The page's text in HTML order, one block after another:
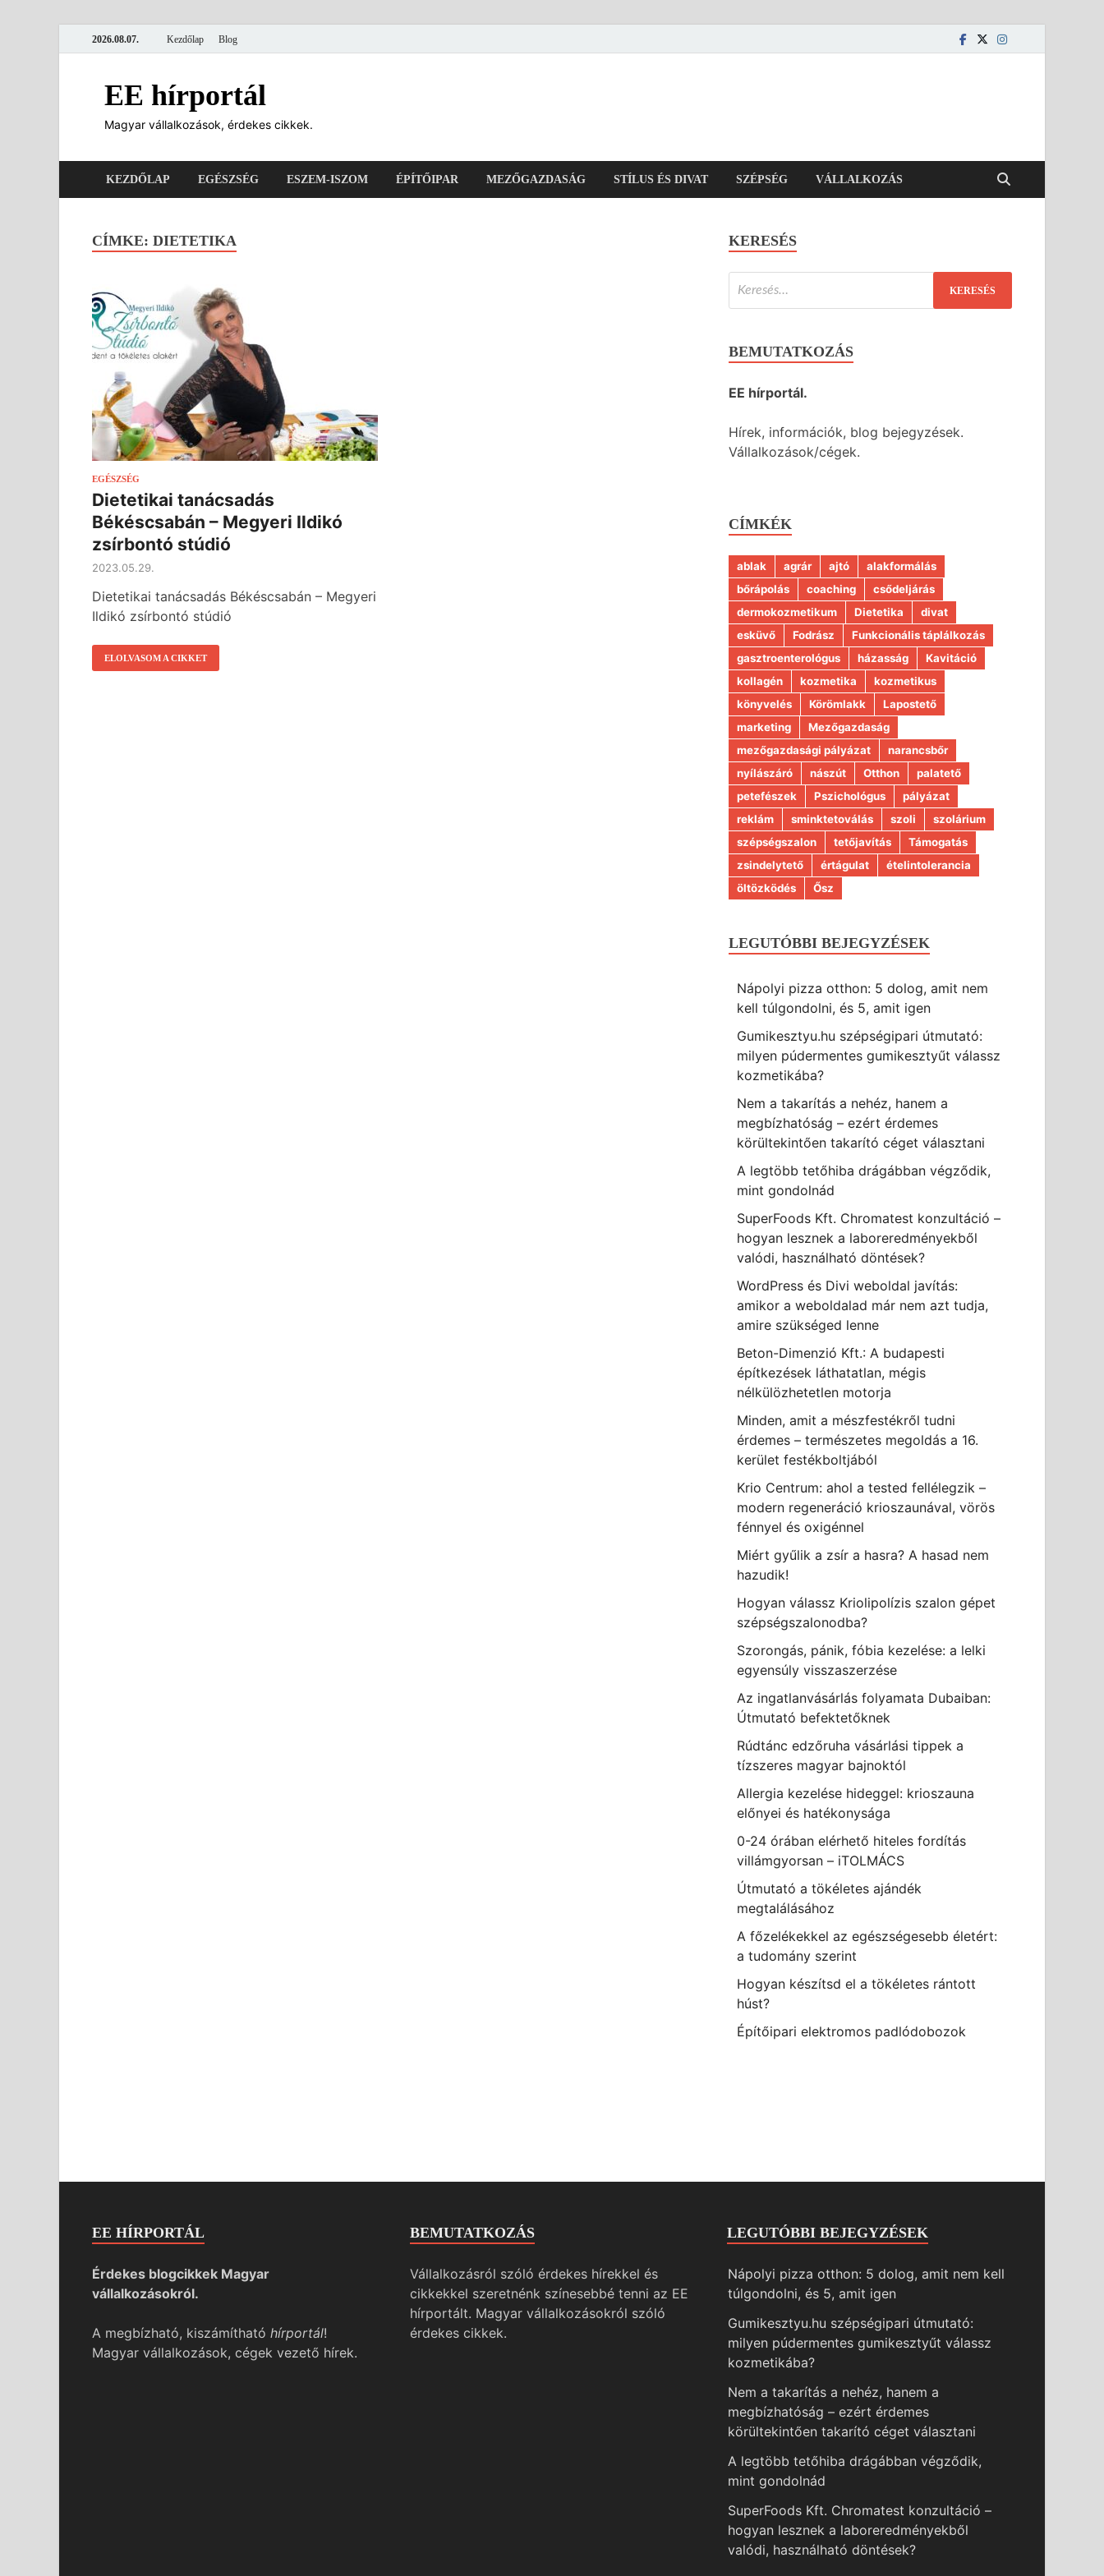
2026.08.07. Kezdőlap Blog
EE hírportál
Magyar vállalkozások, érdekes cikkek.
KEZDŐLAP EGÉSZSÉG ESZEM-ISZOM ÉPÍTŐIPAR MEZŐGAZDASÁG STÍLUS ÉS DIVAT SZÉPSÉG VÁLLALKOZÁS
CÍMKE: DIETETIKA
EGÉSZSÉG
Dietetikai tanácsadás
Békéscsabán – Megyeri Ildikó
zsírbontó stúdió
2023.05.29.
Dietetikai tanácsadás Békéscsabán – Megyeri
Ildikó zsírbontó stúdió
ELOLVASOM A CIKKET
KERESÉS
BEMUTATKOZÁS
EE hírportál.
Hírek, információk, blog bejegyzések.
Vállalkozások/cégek.
CÍMKÉK
ablak agrár ajtó
alakformálás
bőrápolás
coaching
csődeljárás
dermokozmetikum
Dietetika
divat
esküvő
Fodrász
Funkcionális táplálkozás
gasztroenterológus
házasság
Kavitáció
kollagén
kozmetika
kozmetikus
könyvelés
Körömlakk
Lapostető
marketing
Mezőgazdaság
mezőgazdasági pályázat
narancsbőr
nyílászáró
nászút Otthon
palatető
petefészek
Pszichológus
pályázat
reklám
sminktetoválás szoli
szolárium
szépségszalon
tetőjavítás
Támogatás
zsindelytető
értágulat
ételintolerancia
öltözködés
Ősz
LEGUTÓBBI BEJEGYZÉSEK
Nápolyi pizza otthon: 5 dolog, amit nem
kell túlgondolni, és 5, amit igen
Gumikesztyu.hu szépségipari útmutató:
milyen púdermentes gumikesztyűt válassz
kozmetikába?
Nem a takarítás a nehéz, hanem a
megbízhatóság – ezért érdemes
körültekintően takarító céget választani
A legtöbb tetőhiba drágábban végződik,
mint gondolnád
SuperFoods Kft. Chromatest konzultáció –
hogyan lesznek a laboreredményekből
valódi, használható döntések?
WordPress és Divi weboldal javítás:
amikor a weboldalad már nem azt tudja,
amire szükséged lenne
Beton-Dimenzió Kft.: A budapesti
építkezések láthatatlan, mégis
nélkülözhetetlen motorja
Minden, amit a mészfestékről tudni
érdemes – természetes megoldás a 16.
kerület festékboltjából
Krio Centrum: ahol a tested fellélegzik –
modern regeneráció krioszaunával, vörös
fénnyel és oxigénnel
Miért gyűlik a zsír a hasra? A hasad nem
hazudik!
Hogyan válassz Kriolipolízis szalon gépet
szépségszalonodba?
Szorongás, pánik, fóbia kezelése: a lelki
egyensúly visszaszerzése
Az ingatlanvásárlás folyamata Dubaiban:
Útmutató befektetőknek
Rúdtánc edzőruha vásárlási tippek a
tízszeres magyar bajnoktól
Allergia kezelése hideggel: krioszauna
előnyei és hatékonysága
0-24 órában elérhető hiteles fordítás
villámgyorsan – iTOLMÁCS
Útmutató a tökéletes ajándék
megtalálásához
A főzelékekkel az egészségesebb életért:
a tudomány szerint
Hogyan készítsd el a tökéletes rántott
húst?
Építőipari elektromos padlódobozok
EE HÍRPORTÁL
Érdekes blogcikkek Magyar
vállalkozásokról.
A megbízható, kiszámítható hírportál!
Magyar vállalkozások, cégek vezető hírek.
BEMUTATKOZÁS
Vállalkozásról szóló érdekes hírekkel és
cikkekkel szeretnénk színesebbé tenni az EE
hírportált. Magyar vállalkozásokról szóló
érdekes cikkek.
LEGUTÓBBI BEJEGYZÉSEK
Nápolyi pizza otthon: 5 dolog, amit nem kell
túlgondolni, és 5, amit igen
Gumikesztyu.hu szépségipari útmutató:
milyen púdermentes gumikesztyűt válassz
kozmetikába?
Nem a takarítás a nehéz, hanem a
megbízhatóság – ezért érdemes
körültekintően takarító céget választani
A legtöbb tetőhiba drágábban végződik,
mint gondolnád
SuperFoods Kft. Chromatest konzultáció –
hogyan lesznek a laboreredményekből
valódi, használható döntések?